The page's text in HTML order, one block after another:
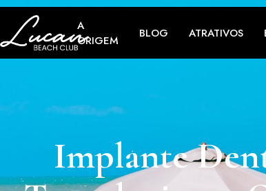
A
ORIGEM
BLOG ATRATIVOS
Implante